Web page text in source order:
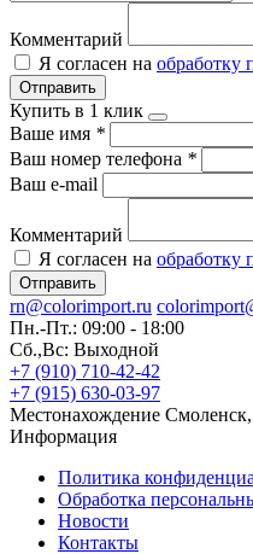
Комментарий
Я согласен на обработку
Отправить
Купить в 1 клик
Ваше имя *
Ваш номер телефона *
Ваш e-mail
Комментарий
Я согласен на обработку
Отправить
rn@colorimport.ru
Пн.-Пт.: 09:00 - 18:00
Сб.,Вс: Выходной
+7 (910) 710-42-42
+7 (915) 630-03-97
Местонахождение
Информация
Политика
Обработка
Новости
Контакты